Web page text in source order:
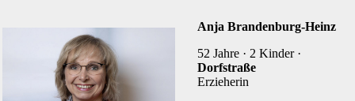
Anja Brandenburg-Heinz
52 Jahre · 2 Kinder ·
Dorfstraße
Erzieherin